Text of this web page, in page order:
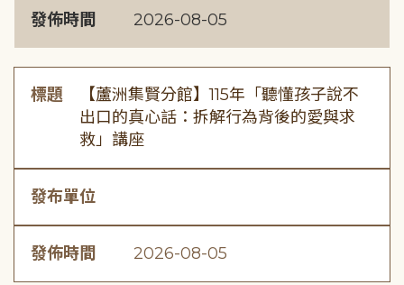
發佈時間 2026-08-05
標題
【蘆洲集賢分館】115年「聽懂孩子說不
出口的真心話：拆解行為背後的愛與求
救」講座
發布單位
發佈時間 2026-08-05